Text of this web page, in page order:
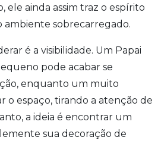
ele ainda assim traz o espírito
ambiente sobrecarregado.
é a visibilidade. Um Papai
pode acabar se
enquanto um muito
o espaço, tirando a atenção de
a ideia é encontrar um
sua decoração de